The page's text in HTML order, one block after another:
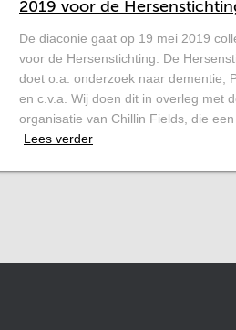
2019 voor de
De diaconie gaat op 19 mei 2019
voor de Hersenstichting. De
doet o.a. onderzoek naar dementie,
en c.v.a. Wij doen dit in overleg met
organisatie van Chillin Fields, die
Lees verder